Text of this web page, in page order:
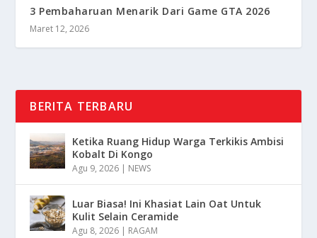
3 Pembaharuan Menarik Dari Game GTA 2026
Maret 12, 2026
BERITA TERBARU
Ketika Ruang Hidup Warga Terkikis Ambisi
Kobalt Di Kongo
Agu 9, 2026 | NEWS
Luar Biasa! Ini Khasiat Lain Oat Untuk
Kulit Selain Ceramide
Agu 8, 2026 | RAGAM